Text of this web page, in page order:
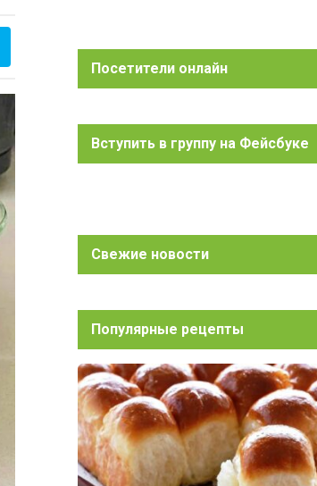
Посетители онлайн
Вступить в группу на Фейсбуке
Свежие новости
Популярные рецепты